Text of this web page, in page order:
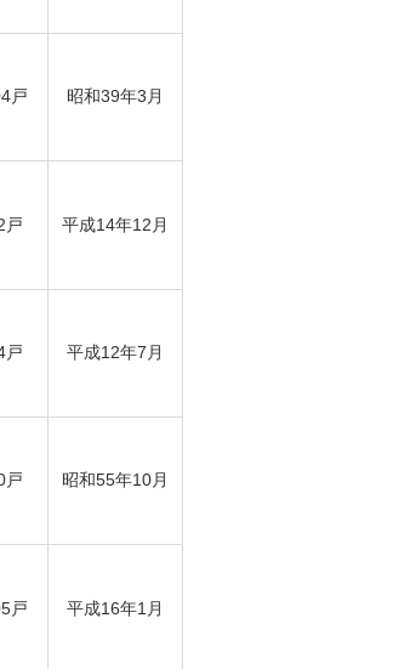
戸 昭和39年3月
戸 平成14年12月
戸 平成12年7月
戸 昭和55年10月
戸 平成16年1月